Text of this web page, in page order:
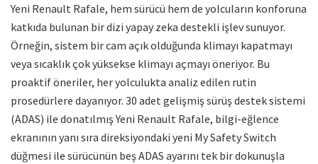
Yeni Renault Rafale, hem sürücü hem de yolcuların konforuna
katkıda bulunan bir dizi yapay zeka destekli işlev sunuyor.
Örneğin, sistem bir cam açık olduğunda klimayı kapatmayı
veya sıcaklık çok yüksekse klimayı açmayı öneriyor. Bu
proaktif öneriler, her yolculukta analiz edilen rutin
prosedürlere dayanıyor. 30 adet gelişmiş sürüş destek sistemi
(ADAS) ile donatılmış Yeni Renault Rafale, bilgi-eğlence
ekranının yanı sıra direksiyondaki yeni My Safety Switch
düğmesi ile sürücünün beş ADAS ayarını tek bir dokunuşla